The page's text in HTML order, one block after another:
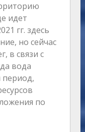
идет
гг. здесь
но сейчас
в связи с
вода
период,
по